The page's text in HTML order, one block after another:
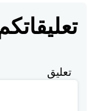
تعليق